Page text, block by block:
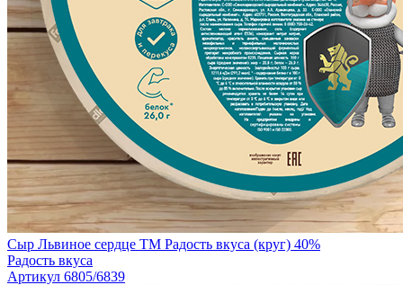
Сыр Львиное сердце TM Радость вкуса (круг) 40%
Радость вкуса
Артикул 6805/6839